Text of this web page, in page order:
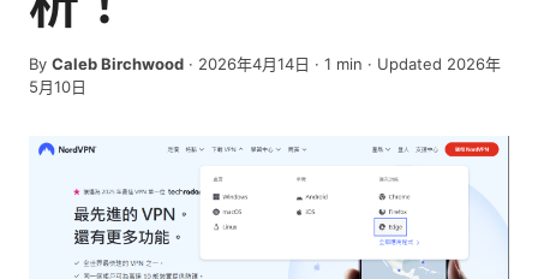
By Caleb Birchwood · 2026年4月14日 · 1 min · Updated 2026年
5月10日